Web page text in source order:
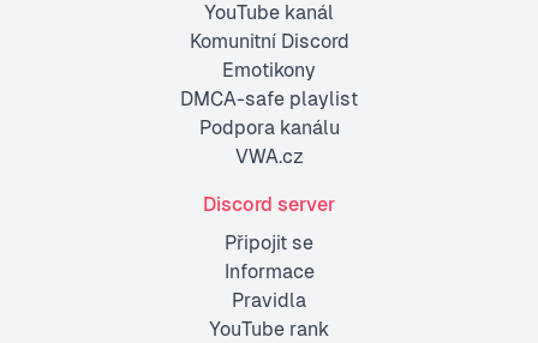
YouTube kanál
Komunitní Discord
Emotikony
DMCA-safe playlist
Podpora kanálu
VWA.cz
Discord server
Připojit se
Informace
Pravidla
YouTube rank